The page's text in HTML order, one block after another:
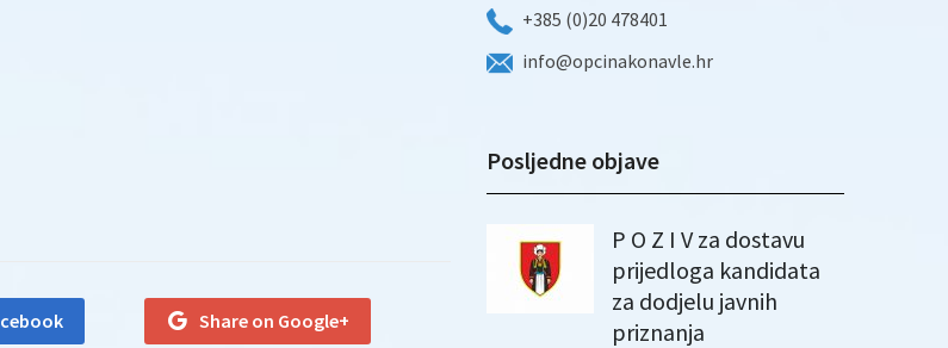
Share on Google+
+385 (0)20 478401
info@opcinakonavle.hr
Posljedne objave
P O Z I V za dostavu
prijedloga kandidata
za dodjelu javnih
priznanja